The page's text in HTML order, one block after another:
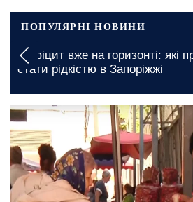
ПОПУЛЯРНІ НОВИНИ
«Це загроза всім демократіям»:
попередив про можливе
північнокорейців у війну
12 травня, 21:00